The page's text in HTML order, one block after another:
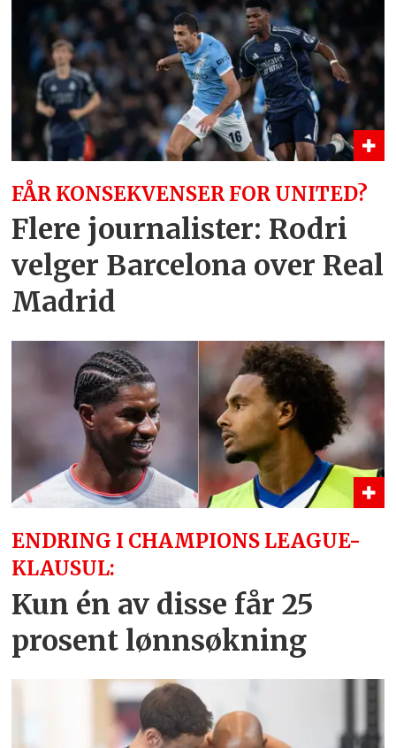
FÅR KONSEKVENSER FOR UNITED?
Flere journalister: Rodri
velger Barcelona over Real
Madrid
ENDRING I CHAMPIONS LEAGUE-
KLAUSUL:
Kun én av disse får 25
prosent lønnsøkning